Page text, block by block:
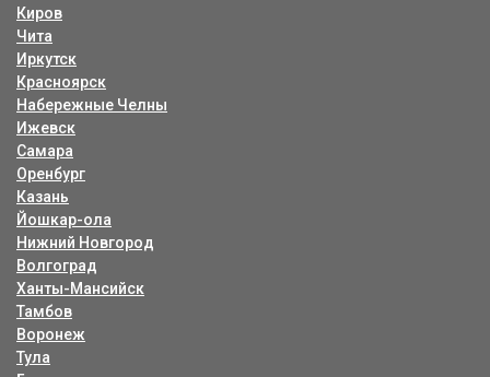
Киров
Чита
Иркутск
Красноярск
Набережные Челны
Ижевск
Самара
Оренбург
Казань
Йошкар-ола
Нижний Новгород
Волгоград
Ханты-Мансийск
Тамбов
Воронеж
Тула